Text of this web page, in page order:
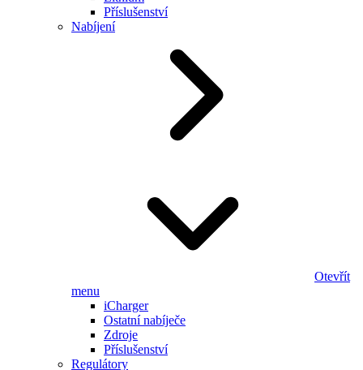
Příslušenství
Nabíjení
Otevřít
menu
iCharger
Ostatní nabíječe
Zdroje
Příslušenství
Regulátory